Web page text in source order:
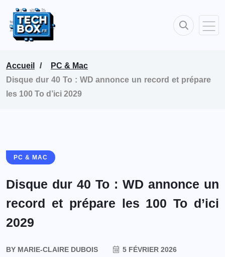
Accueil
PC & Mac
Disque dur 40 To : WD annonce un record et prépare
les 100 To d’ici 2029
PC & MAC
Disque dur 40 To : WD annonce un
record et prépare les 100 To d’ici
2029
BY MARIE-CLAIRE DUBOIS
5 FÉVRIER 2026